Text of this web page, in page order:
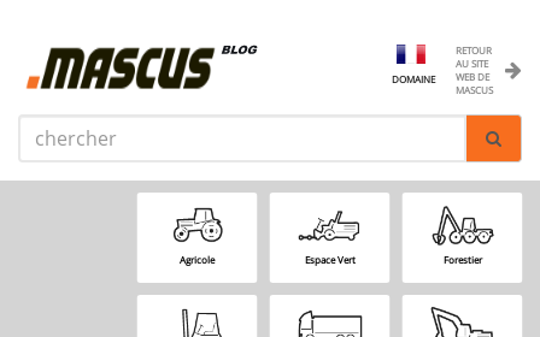
RETOUR
AU SITE
WEB DE
MASCUS
DOMAINE
Agricole Espace Vert Forestier